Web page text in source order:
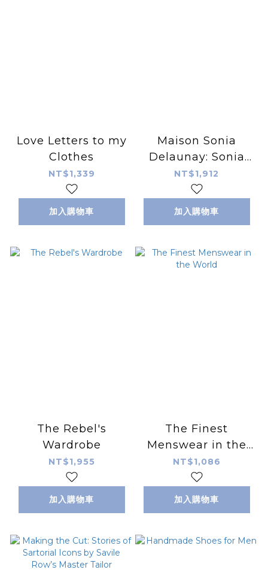
Love Letters to my
Clothes
NT$1,339
加入購物車
Maison Sonia
Delaunay: Sonia
Delaunay and the
Atelier Simultané
NT$1,912
加入購物車
The Rebel's
Wardrobe
NT$1,955
加入購物車
The Finest
Menswear in the
World
NT$1,086
加入購物車